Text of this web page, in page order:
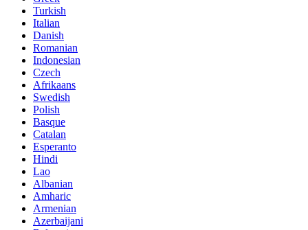
Turkish
Italian
Danish
Romanian
Indonesian
Czech
Afrikaans
Swedish
Polish
Basque
Catalan
Esperanto
Hindi
Lao
Albanian
Amharic
Armenian
Azerbaijani